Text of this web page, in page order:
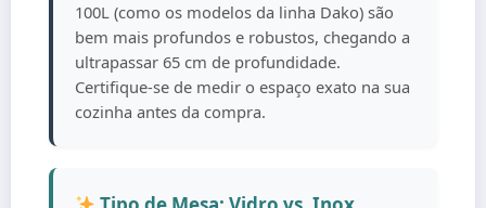
100L (como os modelos da linha Dako) são
bem mais profundos e robustos, chegando a
ultrapassar 65 cm de profundidade.
Certifique-se de medir o espaço exato na sua
cozinha antes da compra.